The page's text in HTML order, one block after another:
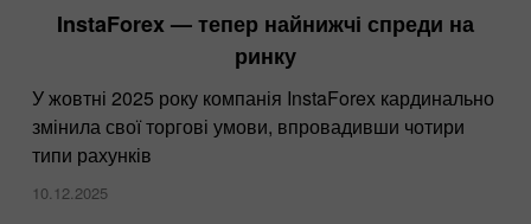
InstaForex — тепер найнижчі спреди на
ринку
У жовтні 2025 року компанія InstaForex кардинально
змінила свої торгові умови, впровадивши чотири
типи рахунків
10.12.2025